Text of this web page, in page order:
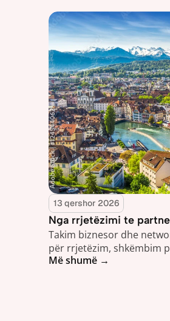
13 qershor 2026
Nga rrjetëzimi te
Takim biznesor dhe
për rrjetëzim, shkëmbim
Më shumë →